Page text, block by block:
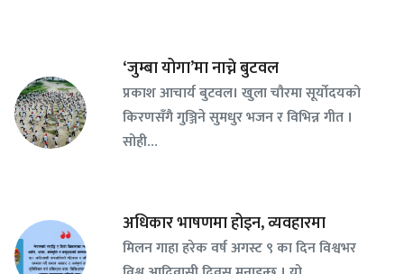
‘जुम्बा योगा’मा नाच्ने बुटवल
प्रकाश आचार्य बुटवल। खुला चौरमा सूर्योदयको
किरणसँगै गुञ्जिने सुमधुर भजन र विभिन्न गीत ।
सोही…
अधिकार भाषणमा होइन, व्यवहारमा
मिलन गाहा हरेक वर्ष अगस्ट ९ का दिन विश्वभर